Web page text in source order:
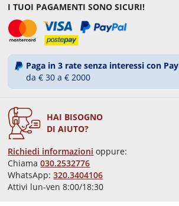
I TUOI PAGAMENTI SONO SICURI!
Paga in 3 rate senza interessi con
da € 30 a € 2000
HAI BISOGNO
DI AIUTO?
Richiedi informazioni oppure:
Chiama030.2532776
WhatsApp:320.3404106
Attivi lun-ven 8:00/18:30